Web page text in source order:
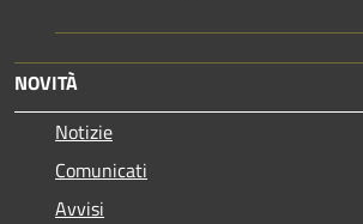
NOVITÀ
Notizie
Comunicati
Avvisi